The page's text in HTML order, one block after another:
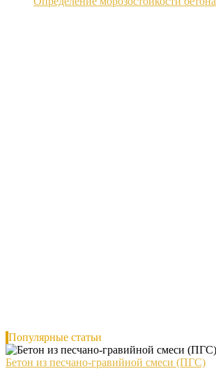
Популярные статьи
Бетон из песчано-гравийной смеси (ПГС)